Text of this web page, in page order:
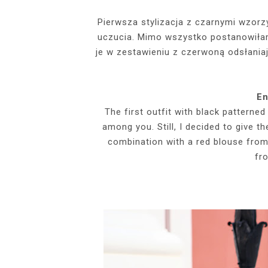
EVENTS
INSIDE HER
SENSUAL
SZARY TOP,
KTÓRYMI
GDZIE
BUDUAROWE
BIAŁY
CZARNE
Pierwsza stylizacja z czarnymi
uczucia. Mimo wszystko
je w zestawieniu z czerwoną
The first outfit with black patterned
among you. Still, I decided to give
combination with a red blouse from